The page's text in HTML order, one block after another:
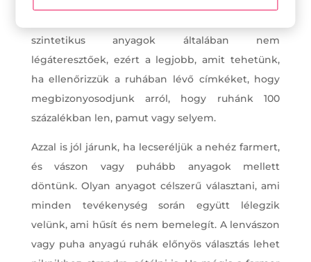
szintetikus anyagok általában nem
légáteresztőek, ezért a legjobb, amit tehetünk,
ha ellenőrizzük a ruhában lévő címkéket, hogy
megbizonyosodjunk arról, hogy ruhánk 100
százalékban len, pamut vagy selyem.
Azzal is jól járunk, ha lecseréljük a nehéz farmert,
és vászon vagy puhább anyagok mellett
döntünk. Olyan anyagot célszerű választani, ami
minden tevékenység során együtt lélegzik
velünk, ami hűsít és nem bemelegít. A lenvászon
vagy puha anyagú ruhák előnyös választás lehet